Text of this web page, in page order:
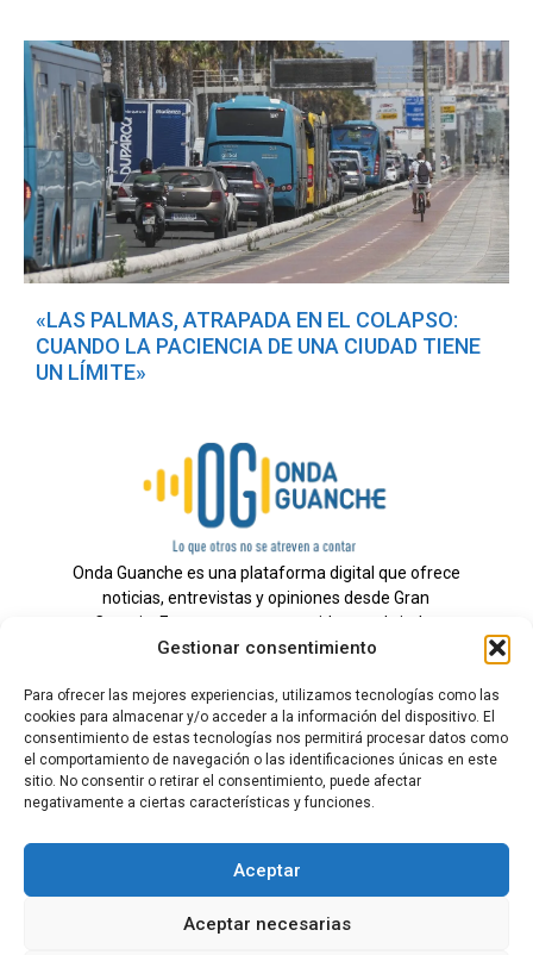
Gestionar consentimiento
Para ofrecer las mejores experiencias, utilizamos tecnologías como las
cookies para almacenar y/o acceder a la información del dispositivo. El
consentimiento de estas tecnologías nos permitirá procesar datos como
el comportamiento de navegación o las identificaciones únicas en este
sitio. No consentir o retirar el consentimiento, puede afectar
negativamente a ciertas características y funciones.
Aceptar
Aceptar necesarias
«LAS PALMAS, ATRAPADA EN EL COLAPSO:
CUANDO LA PACIENCIA DE UNA CIUDAD TIENE
UN LÍMITE»
Onda Guanche es una plataforma digital que ofrece
noticias, entrevistas y opiniones desde Gran
Canaria. Estamos comprometidos con brindar
información veraz y un periodismo independiente a
Todos los derechos reservados.
Radio
Contacto
Aviso Legal